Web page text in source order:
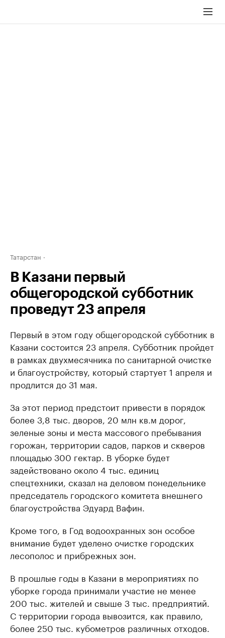
Татарстан
В Казани первый
общегородской субботник
проведут 23 апреля
Первый в этом году общегородской субботник в
Казани состоится 23 апреля. Субботник пройдет
в рамках двухмесячника по санитарной очистке
и благоустройству, который стартует 1 апреля и
продлится до 31 мая.
За этот период предстоит привести в порядок
более 3,8 тыс. дворов, 20 млн кв.м дорог,
зеленые зоны и места массового пребывания
горожан, территории садов, парков и скверов
площадью 300 гектар. В уборке будет
задействовано около 4 тыс. единиц
спецтехники, сказал на деловом понедельнике
председатель городского комитета внешнего
благоустройства Эдуард Вафин.
Кроме того, в Год водоохранных зон особое
внимание будет уделено очистке городских
лесополос и прибрежных зон.
В прошлые годы в Казани в мероприятиях по
уборке города принимали участие не менее
200 тыс. жителей и свыше 3 тыс. предприятий.
С территории города вывозится, как правило,
более 250 тыс. кубометров различных отходов.